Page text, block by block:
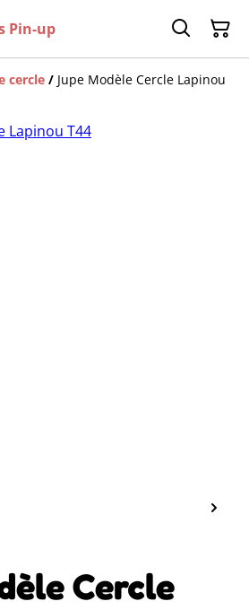
Pin-up
cercle / Jupe Modèle Cercle Lapinou
Cercle